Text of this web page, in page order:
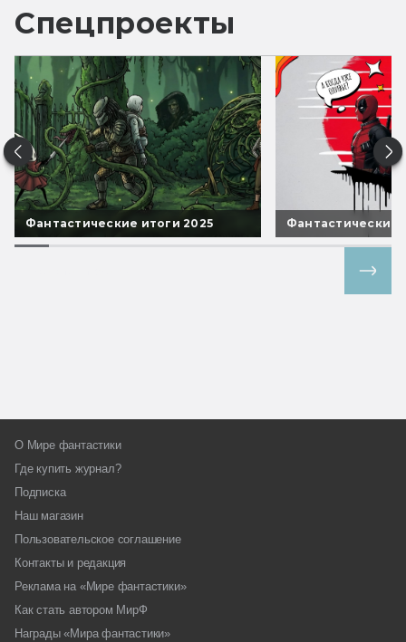
Спецпроекты
Фантастические итоги 2025 Фантастические
О Мире фантастики
Где купить журнал?
Подписка
Наш магазин
Пользовательское соглашение
Контакты и редакция
Реклама на «Мире фантастики»
Как стать автором МирФ
Награды «Мира фантастики»